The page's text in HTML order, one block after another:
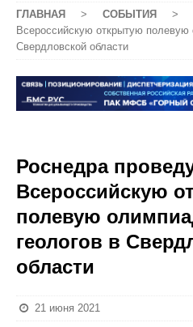
ГЛАВНАЯ > СОБЫТИЯ >
Всероссийскую открытую
Свердловской области
Роснедра
Всероссийскую
полевую
геологов в
области
21 июня 2021